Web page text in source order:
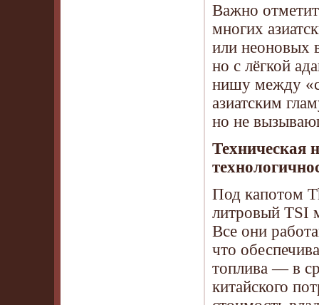
Важно
многих
или неоновых
но с лёгкой
нишу между
азиатским
но не
Техническая
Под капотом
литровый TSI
Все они
что
топлива — в
китайского